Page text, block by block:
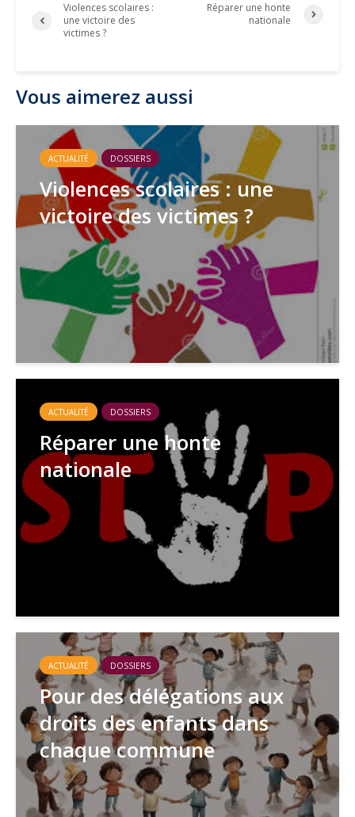
Violences scolaires :
une victoire des
victimes ?
Réparer une honte
nationale
Vous aimerez aussi
ACTUALITÉ DOSSIERS
Violences scolaires : une
victoire des victimes ?
ACTUALITÉ DOSSIERS
Réparer une honte
nationale
ACTUALITÉ DOSSIERS
Pour des délégations aux
droits des enfants dans
chaque commune